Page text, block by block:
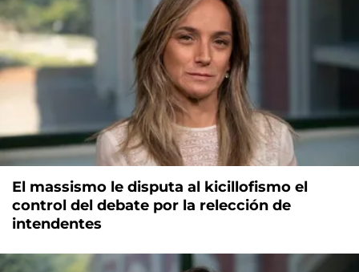
El massismo le disputa al kicillofismo el
control del debate por la relección de
intendentes